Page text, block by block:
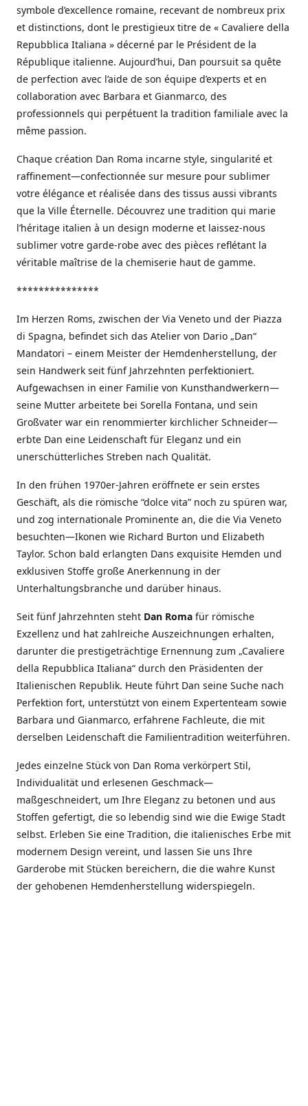
symbole d’excellence romaine, recevant de nombreux prix
et distinctions, dont le prestigieux titre de « Cavaliere della
Repubblica Italiana » décerné par le Président de la
République italienne. Aujourd’hui, Dan poursuit sa quête
de perfection avec l’aide de son équipe d’experts et en
collaboration avec Barbara et Gianmarco, des
professionnels qui perpétuent la tradition familiale avec la
même passion.
Chaque création Dan Roma incarne style, singularité et
raffinement—confectionnée sur mesure pour sublimer
votre élégance et réalisée dans des tissus aussi vibrants
que la Ville Éternelle. Découvrez une tradition qui marie
l’héritage italien à un design moderne et laissez-nous
sublimer votre garde-robe avec des pièces reflétant la
véritable maîtrise de la chemiserie haut de gamme.
***************
Im Herzen Roms, zwischen der Via Veneto und der Piazza
di Spagna, befindet sich das Atelier von Dario „Dan“
Mandatori – einem Meister der Hemdenherstellung, der
sein Handwerk seit fünf Jahrzehnten perfektioniert.
Aufgewachsen in einer Familie von Kunsthandwerkern—
seine Mutter arbeitete bei Sorella Fontana, und sein
Großvater war ein renommierter kirchlicher Schneider—
erbte Dan eine Leidenschaft für Eleganz und ein
unerschütterliches Streben nach Qualität.
In den frühen 1970er-Jahren eröffnete er sein erstes
Geschäft, als die römische “dolce vita” noch zu spüren war,
und zog internationale Prominente an, die die Via Veneto
besuchten—Ikonen wie Richard Burton und Elizabeth
Taylor. Schon bald erlangten Dans exquisite Hemden und
exklusiven Stoffe große Anerkennung in der
Unterhaltungsbranche und darüber hinaus.
Seit fünf Jahrzehnten steht Dan Roma für römische
Exzellenz und hat zahlreiche Auszeichnungen erhalten,
darunter die prestigeträchtige Ernennung zum „Cavaliere
della Repubblica Italiana“ durch den Präsidenten der
Italienischen Republik. Heute führt Dan seine Suche nach
Perfektion fort, unterstützt von einem Expertenteam sowie
Barbara und Gianmarco, erfahrene Fachleute, die mit
derselben Leidenschaft die Familientradition weiterführen.
Jedes einzelne Stück von Dan Roma verkörpert Stil,
Individualität und erlesenen Geschmack—
maßgeschneidert, um Ihre Eleganz zu betonen und aus
Stoffen gefertigt, die so lebendig sind wie die Ewige Stadt
selbst. Erleben Sie eine Tradition, die italienisches Erbe mit
modernem Design vereint, und lassen Sie uns Ihre
Garderobe mit Stücken bereichern, die die wahre Kunst
der gehobenen Hemdenherstellung widerspiegeln.